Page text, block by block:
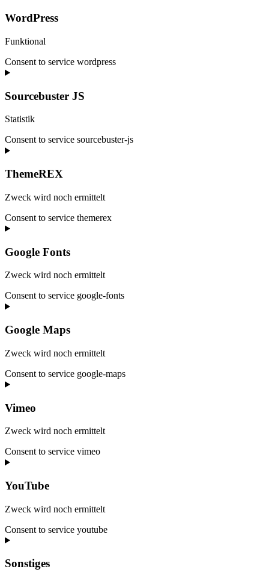
WordPress
Funktional
Consent to service wordpress
Sourcebuster JS
Statistik
Consent to service sourcebuster-js
ThemeREX
Zweck wird noch ermittelt
Consent to service themerex
Google Fonts
Zweck wird noch ermittelt
Consent to service google-fonts
Google Maps
Zweck wird noch ermittelt
Consent to service google-maps
Vimeo
Zweck wird noch ermittelt
Consent to service vimeo
YouTube
Zweck wird noch ermittelt
Consent to service youtube
Sonstiges